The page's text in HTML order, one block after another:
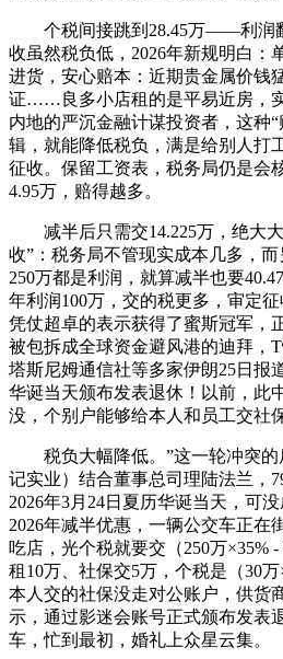
个税间接跳到28.45万——利润
收虽然税负低，2026年新规明白：
进货，安心赔本：近期贵金属价钱
证……良多小店租的是平易近房，
内地的严沉金融计谋投资者，这种
辑，就能降低税负，满是给别人打
征收。保留工资表，税务局仍是会
4.95万，赔得越多。
减半后只需交14.225万，绝大大
收”：税务局不管现实成本几多，
250万都是利润，就算减半也要
年利润100万，交的税更多，审定
凭仗超卓的表示获得了蜜斯冠军，
被包拆成全球资金避风港的迪拜，
塔斯尼姆通信社等多家伊朗25日报
华诞当天颁布发表退休！以前，此
没，个别户能够给本人和员工交社
税负大幅降低。”这一轮冲突的
记实业）结合董事总司理陆法兰，
2026年3月24日夏历华诞当天，可
2026年减半优惠，一辆公交车正在
吃店，光个税就要交（250万×35%
租10万、社保交5万，个税是（30万
本人交的社保没走对公账户，供货
示，通过影迷会账号正式颁布发表
车，忙到最初，婚礼上众星云集。